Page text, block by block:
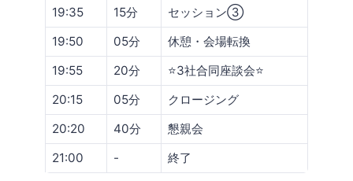
19:35
15分
セッション③
19:50
05分
休憩・会場転換
19:55
20分
⭐️3社合同座談会⭐️
20:15
05分
クロージング
20:20
40分
懇親会
21:00
- 終了